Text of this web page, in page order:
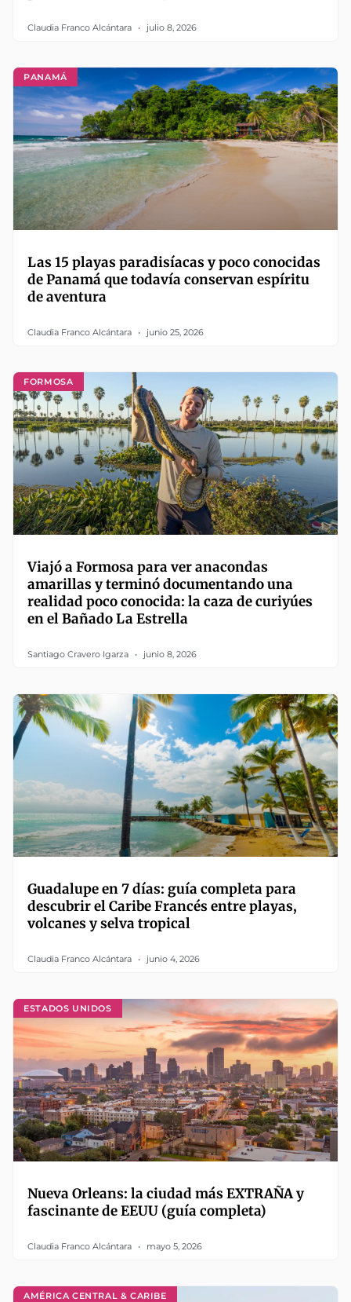
Claudia Franco Alcántara julio 8, 2026
PANAMÁ
Las 15 playas paradisíacas y poco conocidas
de Panamá que todavía conservan espíritu
de aventura
Claudia Franco Alcántara junio 25, 2026
FORMOSA
Viajó a Formosa para ver anacondas
amarillas y terminó documentando una
realidad poco conocida: la caza de curiyúes
en el Bañado La Estrella
Santiago Cravero Igarza junio 8, 2026
Guadalupe en 7 días: guía completa para
descubrir el Caribe Francés entre playas,
volcanes y selva tropical
Claudia Franco Alcántara junio 4, 2026
ESTADOS UNIDOS
Nueva Orleans: la ciudad más EXTRAÑA y
fascinante de EEUU (guía completa)
Claudia Franco Alcántara mayo 5, 2026
AMÉRICA CENTRAL & CARIBE